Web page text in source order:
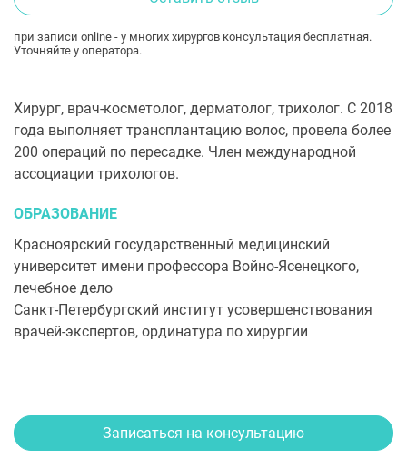
при записи online - у многих хирургов консультация бесплатная.
Уточняйте у оператора.
Хирург, врач-косметолог, дерматолог, трихолог. С 2018
года выполняет трансплантацию волос, провела более
200 операций по пересадке. Член международной
ассоциации трихологов.
ОБРАЗОВАНИЕ
Красноярский государственный медицинский
университет имени профессора Войно-Ясенецкого,
лечебное дело
Санкт-Петербургский институт усовершенствования
врачей-экспертов, ординатура по хирургии
Записаться на консультацию